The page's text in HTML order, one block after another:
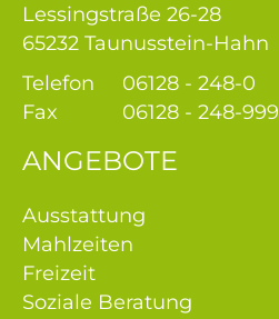
Lessingstraße 26-28
65232 Taunusstein-Hahn
Telefon
06128 - 248-0
Fax
06128 - 248-999
ANGEBOTE
Ausstattung
Mahlzeiten
Freizeit
Soziale Beratung